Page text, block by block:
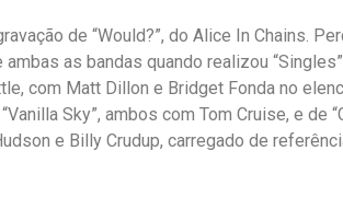
de “Would?”, do Alice In Chains.
as bandas quando realizou
com Matt Dillon e Bridget Fonda no
Sky”, ambos com Tom Cruise, e de
e Billy Crudup, carregado de